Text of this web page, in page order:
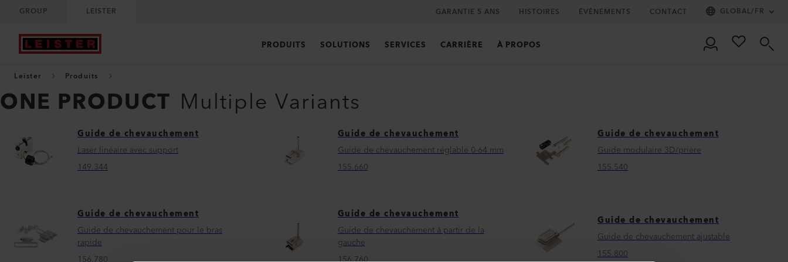
GROUP LEISTER GARANTIE 5 ANS HISTOIRES ÉVÈNEMENTS CONTACT GLOBAL/FR
PRODUITS SOLUTIONS SERVICES CARRIÈRE À PROPOS
Leister Produits
ONE PRODUCT Multiple Variants
Guide de chevauchement
Laser linéaire avec support
149.344
Guide de chevauchement
Guide de chevauchement réglable 0-64 mm
155.660
Guide de chevauchement
Guide modulaire 3D/prière
155.540
Guide de chevauchement
Guide de chevauchement pour le bras
rapide
Guide de chevauchement
Guide de chevauchement à partir de la
gauche
Guide de chevauchement
Guide de chevauchement ajustable
155.800